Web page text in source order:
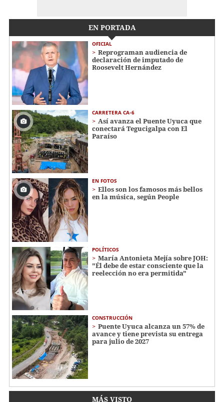
EN PORTADA
OFICIAL
Reprograman audiencia de
declaración de imputado de
Roosevelt Hernández
CARRETERA CA-6
Así avanza el Puente Uyuca que
conectará Tegucigalpa con El
Paraíso
EN FOTOS
Ellos son los famosos más bellos
en la música, según People
POLÍTICOS
María Antonieta Mejía sobre JOH:
"Él debe de estar consciente que la
reelección no era permitida"
CONSTRUCCIÓN
Puente Uyuca alcanza un 57% de
avance y tiene prevista su entrega
para julio de 2027
MÁS VISTO